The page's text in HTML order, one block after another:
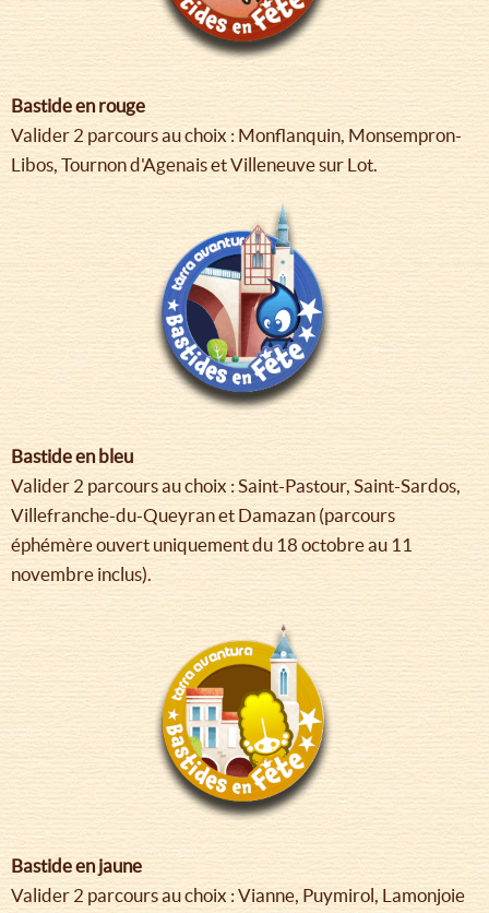
Bastide en rouge
Valider 2 parcours au choix : Monflanquin, Monsempron-
Libos, Tournon d'Agenais et Villeneuve sur Lot.
Bastide en bleu
Valider 2 parcours au choix : Saint-Pastour, Saint-Sardos,
Villefranche-du-Queyran et Damazan (parcours
éphémère ouvert uniquement du 18 octobre au 11
novembre inclus).
Bastide en jaune
Valider 2 parcours au choix : Vianne, Puymirol, Lamonjoie